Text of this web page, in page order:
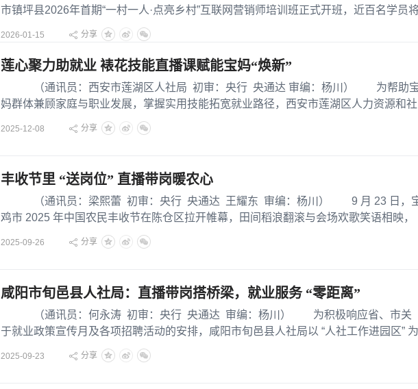
市镇坪县2026年首期“一村一人·点亮乡村”互联网营销师培训班正式开班，近百名学员
2026-01-15 分享
莲心聚力助就业 裱花技能直播课赋能宝妈“焕新”
（通讯员：西安市莲湖区人社局 初审：央行 央通达 审编：杨川） 为帮助
妈群体兼顾家庭与职业发展，掌握实用技能拓宽就业路径，西安市莲湖区人力资源和社
2025-12-08 分享
丰收节里 “送岗位” 直播带岗暖农心
（通讯员：梁熙蕾 初审：央行 央通达 王耀东 审编：杨川） 9 月 23 日，
鸡市 2025 年中国农民丰收节在陈仓区拉开帷幕，田间稻浪翻滚与会场欢歌笑语相映，
2025-09-26 分享
咸阳市旬邑县人社局：直播带岗搭桥梁，就业服务 “零距离”
（通讯员：何永涛 初审：央行 央通达 审编：杨川） 为积极响应省、市关
于就业政策宣传月及各项招聘活动的安排，咸阳市旬邑县人社局以 “人社工作进园区” 为
2025-09-23 分享